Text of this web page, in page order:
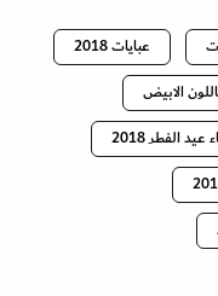
عبايات 2018
الابيض
عيد الفطر 2018